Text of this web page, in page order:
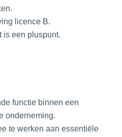
licence B.
is een pluspunt.
functie binnen een
onderneming.
te werken aan essentiële